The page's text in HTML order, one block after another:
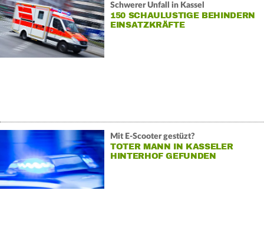
Schwerer Unfall in Kassel
150 SCHAULUSTIGE BEHINDERN
EINSATZKRÄFTE
Mit E-Scooter gestüzt?
TOTER MANN IN KASSELER
HINTERHOF GEFUNDEN